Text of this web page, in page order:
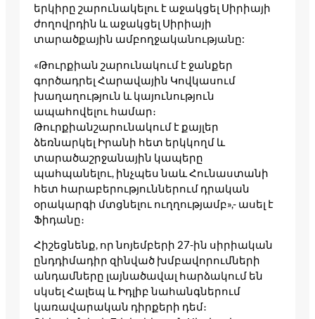
երկիրը շարունակելու է աջակցել Սիրիայի
ժողովրդին և աջակցել Սիրիայի
տարածքային ամբողջականությանը:
«Թուրքիան շարունակում է ջանքեր
գործադրել Հարավային Կովկասում
խաղաղություն և կայունություն
ապահովելու համար։
Թուրքիանշարունակում է քայլեր
ձեռնարկել Իրանի հետ երկկողմ և
տարածաշրջանային կապերը
պահպանելու, ինչպես նաև Հունաստանի
հետ հարաբերություններում դրական
օրակարգի մտցնելու ուղղությամբ»,- ասել է
Ֆիդանը։
Հիշեցնենք, որ նոյեմբերի 27-ին սիրիական
ընդդիմադիր զինված խմբավորումների
անդամները լայնածավալ հարձակում են
սկսել Հալեպ և Իդլիբ նահանգներում
կառավարական դիրքերի դեմ։